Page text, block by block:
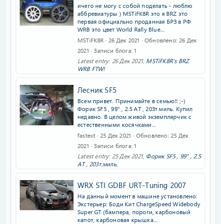
ичего не могу с собой поделать - люблю
аббревиатуры ) MSTiFK8R это я BRZ это
первая официально проданная БРЗ в РФ
WRB это цвет World Rally Blue...
MSTiFK8R
26 Дек 2021 Обновлено 26 Дек
2021
Записи блога 1
Latest entry: 26 Дек 2021, MSTiFK8R's BRZ
WRB FTW!
Лесник SF5
Всем привет. Принимайте в семью!! ;-)
Форик SF5 , 99" , 2.5 AT , 203т.миль. Купил
недавно. В целом живой экземплярчик с
естественными косячками...
fastext
25 Дек 2021 Обновлено 25 Дек
2021
Записи блога 1
Latest entry: 25 Дек 2021, Форик SF5 , 99" , 2.5
AT , 203т.миль.
WRX STI GDBF URT-Tuning 2007
На данный момент в машине установлено:
Экстерьер: Боди Кит ChargeSpeed Widebody
Super GT (бампера, пороги, карбоновый
капот, карбоновая крышка...